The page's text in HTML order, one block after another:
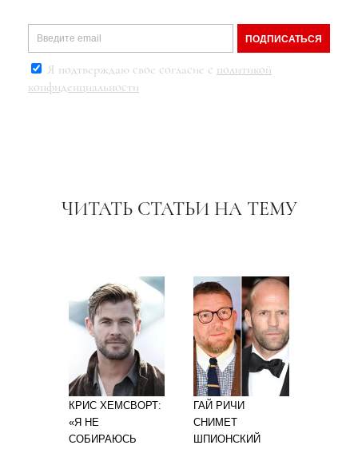
ПОДПИСАТЬСЯ
Я подтверждаю свое согласие с политикой
конфиденциальности
ЧИТАТЬ СТАТЬИ НА ТЕМУ
КРИС ХЕМСВОРТ:
«Я НЕ
СОБИРАЮСЬ
ГАЙ РИЧИ
СНИМЕТ
ШПИОНСКИЙ